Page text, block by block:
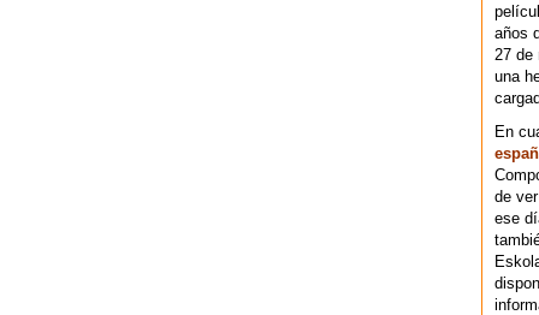
años
27 de
una
En
de
ese